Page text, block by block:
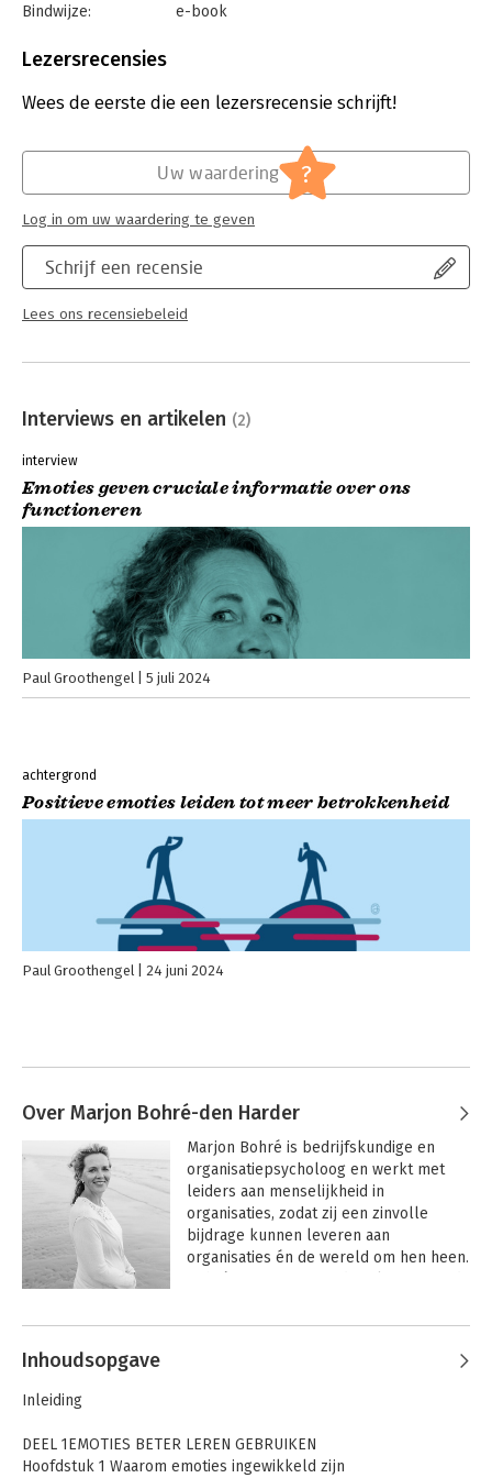
Bindwijze:
e-book
Bestandsformaat:
Uitgever:
Boom
Hoofdrubriek: Algemeen management
Lezersrecensies
Wees de eerste die een lezersrecensie schrijft!
Schrijf een recensie
Lees ons recensiebeleid
Uw waardering ?
Log in om uw waardering te geven
Interviews en artikelen (2)
interview
Emoties geven cruciale informatie over ons
functioneren
Paul Groothengel 5 juli 2024
achtergrond
Positieve emoties leiden tot meer betrokkenheid
Paul Groothengel 24 juni 2024
Over Marjon Bohré-den Harder
Marjon Bohré is bedrijfskundige en
organisatiepsycholoog en werkt met
leiders aan menselijkheid in
organisaties, zodat zij een zinvolle
bijdrage kunnen leveren aan
organisaties én de wereld om hen heen.
Eerder schreef ze het boek De
Andere boeken door Marjon Bohré-
den Harder
Inhoudsopgave
Inleiding
DEEL 1EMOTIES BETER LEREN GEBRUIKEN
Hoofdstuk 1 Waarom emoties ingewikkeld zijn